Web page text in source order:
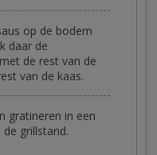
op de bodem
daar de
de rest van de
van de kaas.
gratineren in een
grillstand.